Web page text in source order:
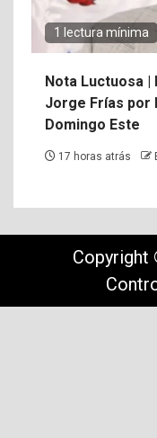
1 lectura mínima
Nota Luctuosa |
Jorge Frías por
Domingo Este
17 horas atrás
Copyright